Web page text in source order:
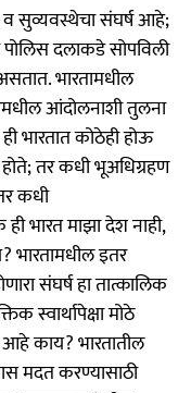
व सुव्यवस्थेचा संघर्ष आहे;
पोलिस दलाकडे सोपविली
भारतामधील
आंदोलनाशी तुलना
भारतात कोठेही होऊ
तर कधी भूअधिग्रहण
कधी
भारत माझा देश नाही,
इतर
संघर्ष हा तात्कालिक
स्वार्थापेक्षा मोठे
आहे काय? भारतातील
मदत करण्यासाठी